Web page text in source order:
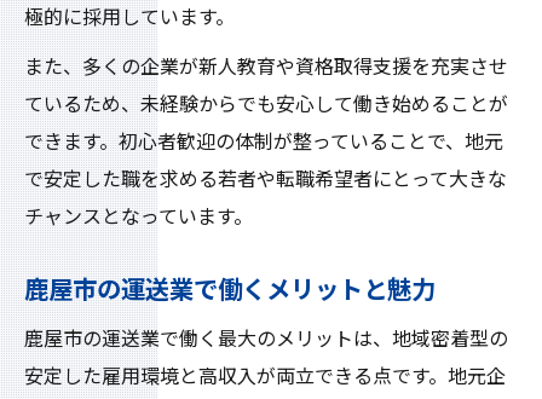
極的に採用しています。
また、多くの企業が新人教育や資格取得支援を充実させ
ているため、未経験からでも安心して働き始めることが
できます。初心者歓迎の体制が整っていることで、地元
で安定した職を求める若者や転職希望者にとって大きな
チャンスとなっています。
鹿屋市の運送業で働くメリットと魅力
鹿屋市の運送業で働く最大のメリットは、地域密着型の
安定した雇用環境と高収入が両立できる点です。地元企